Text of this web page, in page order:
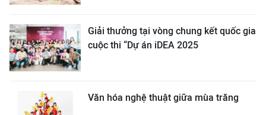
Giải thưởng tại vòng chung kết quốc gia
cuộc thi “Dự án iDEA 2025
Văn hóa nghệ thuật giữa mùa trăng